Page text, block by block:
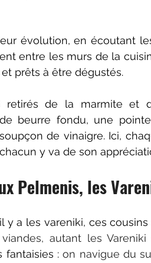
évolution, en écoutant
entre les murs de la
prêts à être dégustés.
retirés de la marmite et
beurre fondu, une
de vinaigre. Ici,
y va de son
Pelmenis, les
y a les vareniki, ces
autant les
fantaisies : on navigue du